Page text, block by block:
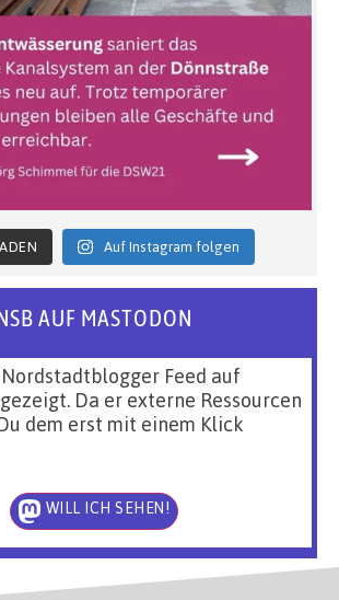
Auf Instagram folgen
AUF MASTODON
Feed auf
Da er externe Ressourcen
dem erst mit einem Klick
WILL ICH SEHEN!